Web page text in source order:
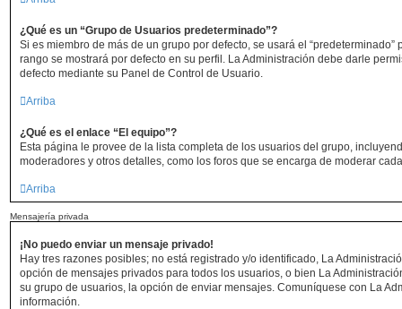
¿Qué es un “Grupo de Usuarios predeterminado”?
Si es miembro de más de un grupo por defecto, se usará el “predeterminado”
rango se mostrará por defecto en su perfil. La Administración debe darle
defecto mediante su Panel de Control de Usuario.
Arriba
¿Qué es el enlace “El equipo”?
Esta página le provee de la lista completa de los usuarios del grupo,
moderadores y otros detalles, como los foros que se encarga de moderar
Arriba
Mensajería privada
¡No puedo enviar un mensaje privado!
Hay tres razones posibles; no está registrado y/o identificado, La
opción de mensajes privados para todos los usuarios, o bien La
su grupo de usuarios, la opción de enviar mensajes. Comuníquese con La
información.